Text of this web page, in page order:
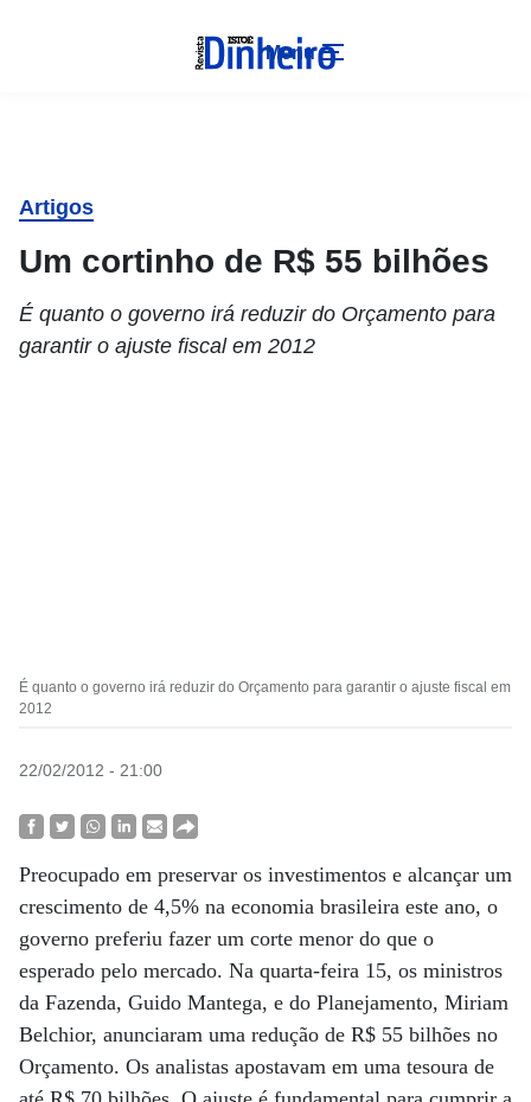
Menu
Artigos
Um cortinho de R$ 55 bilhões
É quanto o governo irá reduzir do Orçamento para
garantir o ajuste fiscal em 2012
É quanto o governo irá reduzir do Orçamento para garantir o ajuste fiscal em
2012
22/02/2012 - 21:00
Preocupado em preservar os investimentos e alcançar um
crescimento de 4,5% na economia brasileira este ano, o
governo preferiu fazer um corte menor do que o
esperado pelo mercado. Na quarta-feira 15, os ministros
da Fazenda, Guido Mantega, e do Planejamento, Miriam
Belchior, anunciaram uma redução de R$ 55 bilhões no
Orçamento. Os analistas apostavam em uma tesoura de